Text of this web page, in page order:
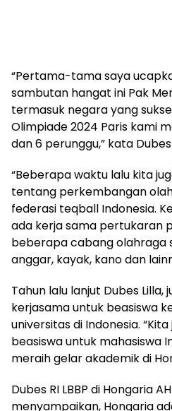
“Pertama-tama saya
sambutan hangat ini Pak
termasuk negara yang
Olimpiade 2024 Paris kami
dan 6 perunggu,” kata Dubes
“Beberapa waktu lalu kita
tentang perkembangan
federasi teqball Indonesia.
ada kerja sama pertukaran
beberapa cabang olahraga
anggar, kayak, kano dan
Tahun lalu lanjut Dubes Lilla,
kerjasama untuk beasiswa
universitas di Indonesia.
beasiswa untuk mahasiswa
meraih gelar akademik di
Dubes RI LBBP di Hongaria
menyampaikan, Hongaria